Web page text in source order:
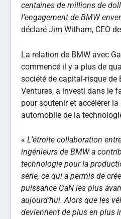
centaines de millions de
l’engagement de BMW
déclaré Jim Witham, CEO
La relation de BMW avec
commencé il y a plus de
société de capital-risque de
Ventures, a investi dans le
pour soutenir et accélérer
automobile de la
«L’étroite collaboration
ingénieurs de BMW a
technologie pour la
série, ce qui a permis de
puissance GaN les plus
aujourd’hui. Alors que les
deviennent de plus en plus